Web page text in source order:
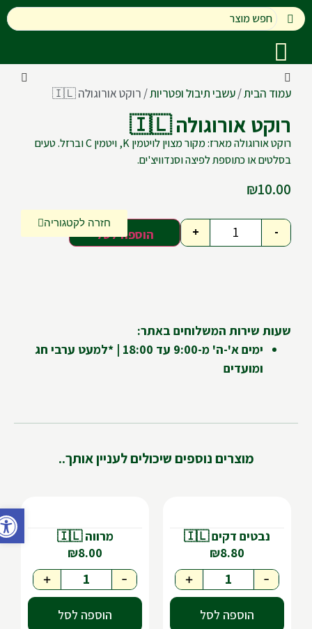
עמוד הבית/עשבי תיבול ופטריות/ רוקט אורוגולה 🇮🇱
רוקט אורוגולה 🇮🇱
רוקט אורוגולה מארז: מקור מצוין לויטמין K, ויטמין C וברזל. טעים
בסלטים או כתוספת לפיצה וסנדוויצ'ים.
₪10.00
-
+ הוספה לסל
חזרה לקטגוריה
שעות שירות המשלוחים באתר:
ימים א'-ה' מ-9:00 עד 18:00 | *למעט ערבי חג
ומועדים
מוצרים נוספים שיכולים לעניין אותך..
נבטים דקים 🇮🇱
₪8.80
-
+
הוספה לסל
מרווה 🇮🇱
₪8.00
-
+
הוספה לסל
פתח